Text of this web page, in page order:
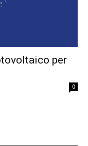
per
0